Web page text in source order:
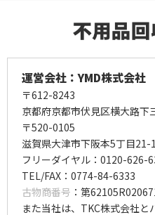
運営会社：YMD株式会社
〒612-8243
京都府京都市伏見区横大路下
〒520-0105
滋賀県大津市下阪本5丁目21-
フリーダイヤル：0120-626-
TEL/FAX：0774-84-6333
古物商番号 ：第
また当社は、TKC株式会社と